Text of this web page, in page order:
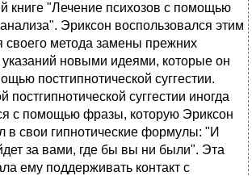
книге "Лечение психозов с помощью
анализа". Эриксон воспользовался этим
своего метода замены прежних
указаний новыми идеями, которые он
постгипнотической суггестии.
постгипнотической суггестии иногда
с помощью фразы, которую Эриксон
в свои гипнотические формулы: "И
за вами, где бы вы ни были". Эта
ему поддерживать контакт с